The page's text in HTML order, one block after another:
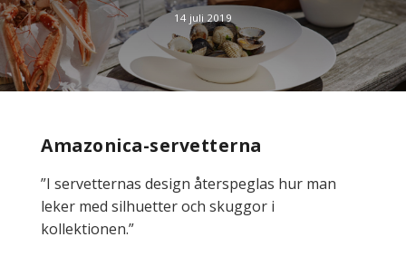
OM ECODISK
KONTAKT
WEBSHOP
14 juli 2019
Amazonica-servetterna
”I servetternas design återspeglas hur man
leker med silhuetter och skuggor i
kollektionen.”